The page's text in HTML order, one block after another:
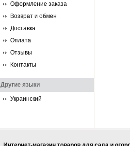
Оформление заказа
Возврат и обмен
Доставка
Оплата
Отзывы
Контакты
Другие языки
Украинский